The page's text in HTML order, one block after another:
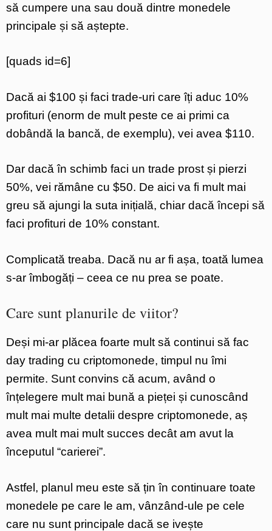
să cumpere una sau două dintre monedele
principale și să aștepte.
[quads id=6]
Dacă ai $100 și faci trade-uri care îți aduc 10%
profituri (enorm de mult peste ce ai primi ca
dobândă la bancă, de exemplu), vei avea $110.
Dar dacă în schimb faci un trade prost și pierzi
50%, vei rămâne cu $50. De aici va fi mult mai
greu să ajungi la suta inițială, chiar dacă începi să
faci profituri de 10% constant.
Complicată treaba. Dacă nu ar fi așa, toată lumea
s-ar îmbogăți – ceea ce nu prea se poate.
Care sunt planurile de viitor?
Deși mi-ar plăcea foarte mult să continui să fac
day trading cu criptomonede, timpul nu îmi
permite. Sunt convins că acum, având o
înțelegere mult mai bună a pieței și cunoscând
mult mai multe detalii despre criptomonede, aș
avea mult mai mult succes decât am avut la
începutul “carierei”.
Astfel, planul meu este să țin în continuare toate
monedele pe care le am, vânzând-ule pe cele
care nu sunt principale dacă se ivește